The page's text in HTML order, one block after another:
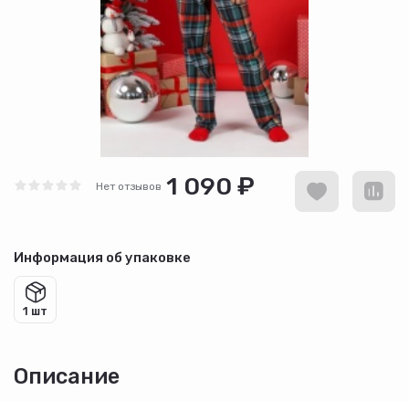
Нет отзывов 1 090 ₽
Информация об упаковке
1 шт
Описание